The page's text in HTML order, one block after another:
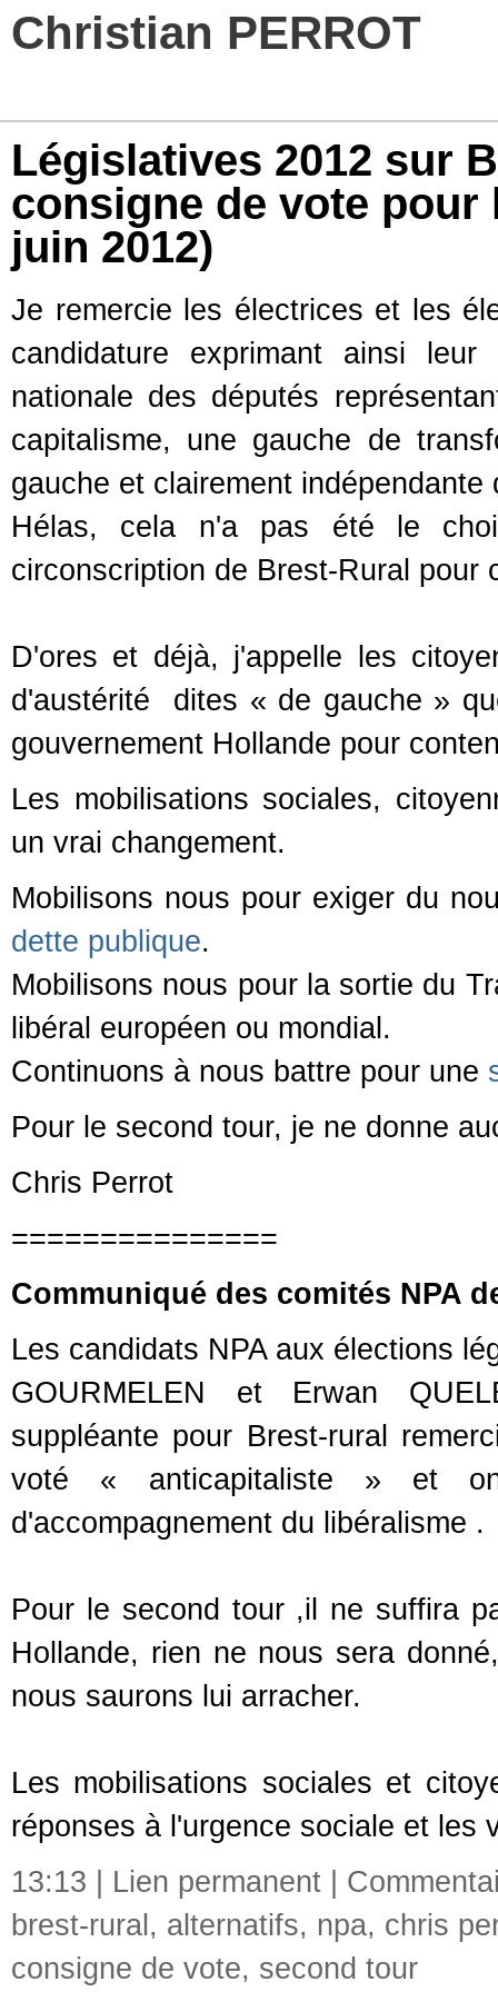
Christian PERROT
Législatives 2012 sur
consigne de vote pour
juin 2012)
Je remercie les électrices et les
candidature exprimant ainsi
nationale des députés
capitalisme, une gauche de
gauche et clairement indépendante
Hélas, cela n'a pas été le
circonscription de Brest-Rural pour
D'ores et déjà, j'appelle les
d'austérité dites « de gauche »
gouvernement Hollande pour
Les mobilisations sociales,
un vrai changement.
Mobilisons nous pour exiger du
dette publique.
Mobilisons nous pour la sortie du
libéral européen ou mondial.
Continuons à nous battre pour une
Pour le second tour, je ne donne
Chris Perrot
===============
Communiqué des comités NPA
Les candidats NPA aux élections
GOURMELEN et Erwan
suppléante pour Brest-rural
voté « anticapitaliste » et
d'accompagnement du libéralisme .
Pour le second tour ,il ne suffira
Hollande, rien ne nous sera
nous saurons lui arracher.
Les mobilisations sociales et
réponses à l'urgence sociale et les
13:13 | Lien permanent
brest-rural , alternatifs, npa, chris
consigne de vote, second tour